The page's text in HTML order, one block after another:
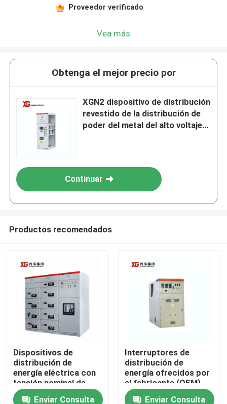
Productos
Sobre nosotros
Proveedor verificado
Vea más
Obtenga el mejor precio por
XGN2 dispositivo de distribución
revestido de la distribución de
poder del metal del alto voltaje
Continuar
Productos recomendados
Dispositivos de
distribución de
energía eléctrica con
tensión nominal de
hasta 17,5 KV
Enviar Consulta
Interruptores de
distribución de
energía ofrecidos por
el fabricante (OEM)
para interruptores de
Enviar Consulta